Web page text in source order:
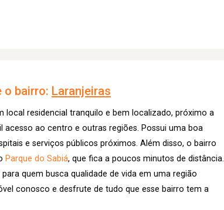
o bairro: Laranjeiras
local residencial tranquilo e bem localizado, próximo a
ao centro e outras regiões. Possui uma boa
e serviços públicos próximos. Além disso, o bairro
Parque do Sabiá, que fica a poucos minutos de distância.
quem busca qualidade de vida em uma região
conosco e desfrute de tudo que esse bairro tem a